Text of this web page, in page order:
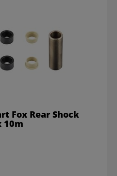
Fox Rear Shock
10m